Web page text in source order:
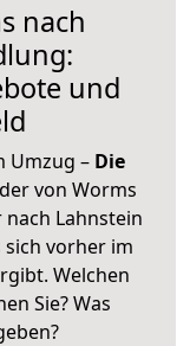
nach
und
Umzug – Die
von Worms
Lahnstein
sich vorher im
Welchen
Sie? Was